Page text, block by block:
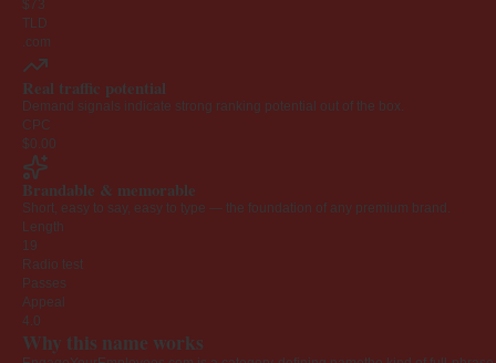
$73
TLD
.com
Real traffic potential
Demand signals indicate strong ranking potential out of the box.
CPC
$0.00
Brandable & memorable
Short, easy to say, easy to type — the foundation of any premium brand.
Length
19
Radio test
Passes
Appeal
4.0
Why this name works